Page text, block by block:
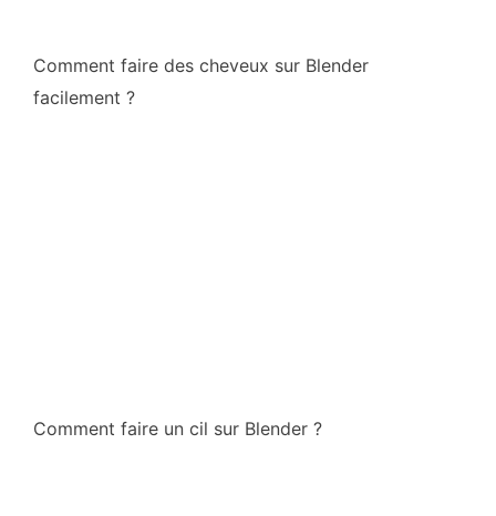
Comment faire des cheveux sur Blender
facilement ?
Comment faire un cil sur Blender ?